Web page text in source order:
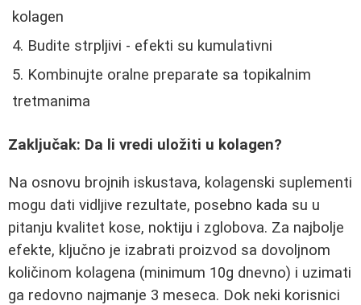
kolagen
Budite strpljivi - efekti su kumulativni
Kombinujte oralne preparate sa topikalnim
tretmanima
Zaključak: Da li vredi uložiti u kolagen?
Na osnovu brojnih iskustava, kolagenski suplementi
mogu dati vidljive rezultate, posebno kada su u
pitanju kvalitet kose, noktiju i zglobova. Za najbolje
efekte, ključno je izabrati proizvod sa dovoljnom
količinom kolagena (minimum 10g dnevno) i uzimati
ga redovno najmanje 3 meseca. Dok neki korisnici